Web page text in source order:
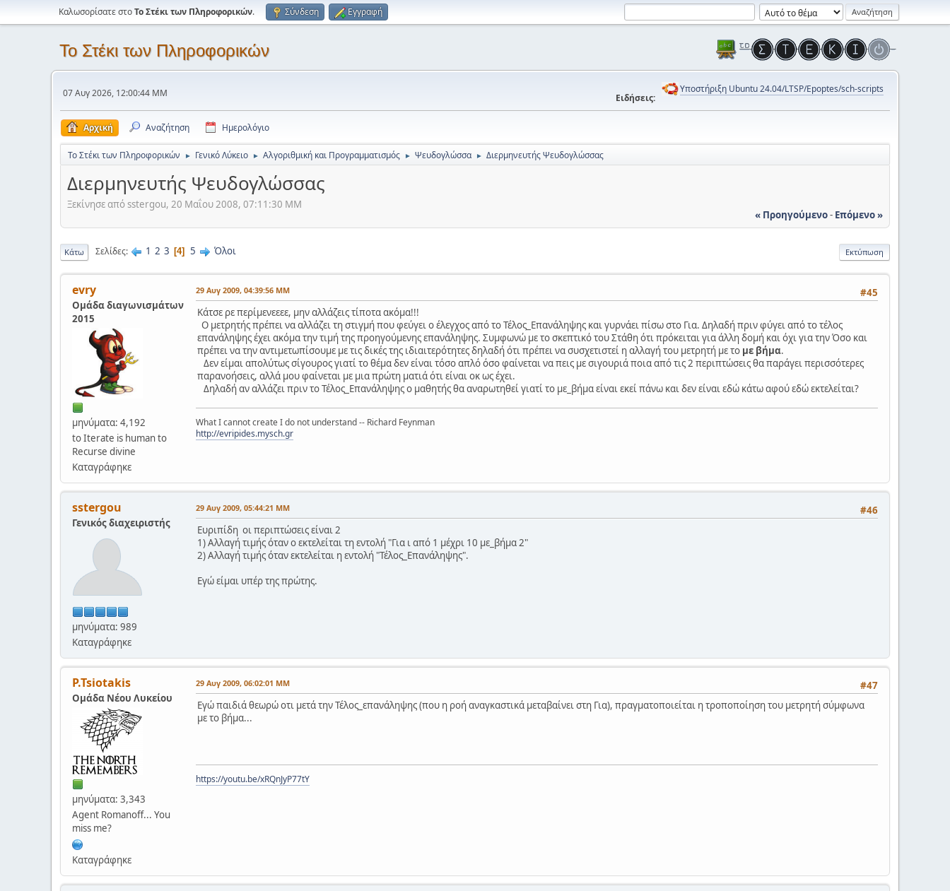
Καλωσορίσατε στοΤο Στέκι των Πληροφορικών. Σύνδεση Εγγραφή
Το Στέκι των Πληροφορικών
07 Αυγ 2026, 12:00:44 ΜΜ Ειδήσεις:
Υποστήριξη Ubuntu 24.04/LTSP/Epoptes/sch-scripts
Αρχική Αναζήτηση Ημερολόγιο
Το Στέκι των Πληροφορικών ► Γενικό Λύκειο ► Αλγοριθμική και Προγραμματισμός ► Ψευδογλώσσα ► Διερμηνευτής Ψευδογλώσσας
Διερμηνευτής Ψευδογλώσσας
Ξεκίνησε από sstergou, 20 Μαΐου 2008, 07:11:30 ΜΜ
« Προηγούμενο- Επόμενο »
Εκτύπωση
Κάτω Σελίδες 1 2 3 4 5 Όλοι
evry
Ομάδα διαγωνισμάτων
2015
μηνύματα: 4,192
to Iterate is human to
Recurse divine
Καταγράφηκε
#45
29 Αυγ 2009, 04:39:56 ΜΜ
Κάτσε ρε περίμενεεεε, μην αλλάζεις τίποτα ακόμα!!!
Ο μετρητής πρέπει να αλλάζει τη στιγμή που φεύγει ο έλεγχος από το Τέλος_Επανάληψης και γυρνάει πίσω στο Για. Δηλαδή πριν φύγει από το τέλος
επανάληψης έχει ακόμα την τιμή της προηγούμενης επανάληψης. Συμφωνώ με το σκεπτικό του Στάθη ότι πρόκειται για άλλη δομή και όχι για την Όσο και
πρέπει να την αντιμετωπίσουμε με τις δικές της ιδιαιτερότητες δηλαδή ότι πρέπει να συσχετιστεί η αλλαγή του μετρητή με το με βήμα.
Δεν είμαι απολύτως σίγουρος γιατί το θέμα δεν είναι τόσο απλό όσο φαίνεται να πεις με σιγουριά ποια από τις 2 περιπτώσεις θα παράγει περισσότερες
παρανοήσεις, αλλά μου φαίνεται με μια πρώτη ματιά ότι είναι οκ ως έχει.
Δηλαδή αν αλλάζει πριν το Τέλος_Επανάληψης ο μαθητής θα αναρωτηθεί γιατί το με_βήμα είναι εκεί πάνω και δεν είναι εδώ κάτω αφού εδώ εκτελείται?
What I cannot create I do not understand -- Richard Feynman
http://evripides.mysch.gr
sstergou
Γενικός διαχειριστής
μηνύματα: 989
Καταγράφηκε
#46
29 Αυγ 2009, 05:44:21 ΜΜ
Ευριπίδη οι περιπτώσεις είναι 2
1) Αλλαγή τιμής όταν ο εκτελείται τη εντολή "Για ι από 1 μέχρι 10 με_βήμα 2"
2) Αλλαγή τιμής όταν εκτελείται η εντολή "Τέλος_Επανάληψης".
Εγώ είμαι υπέρ της πρώτης.
P.Tsiotakis
Ομάδα Νέου Λυκείου
μηνύματα: 3,343
Agent Romanoff... You
miss me?
Καταγράφηκε
#47
29 Αυγ 2009, 06:02:01 ΜΜ
Εγώ παιδιά θεωρώ οτι μετά την Τέλος_επανάληψης (που η ροή αναγκαστικά μεταβαίνει στη Για), πραγματοποιείται η τροποποίηση του μετρητή σύμφωνα
με το βήμα...
https://youtu.be/xRQnJyP77tY